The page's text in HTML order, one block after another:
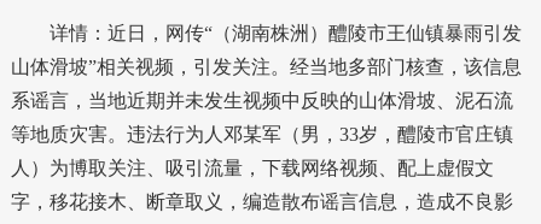
详情：近日，网传“（湖南株洲）醴陵市王仙镇暴雨引发
山体滑坡”相关视频，引发关注。经当地多部门核查，该信息
系谣言，当地近期并未发生视频中反映的山体滑坡、泥石流
等地质灾害。违法行为人邓某军（男，33岁，醴陵市官庄镇
人）为博取关注、吸引流量，下载网络视频、配上虚假文
字，移花接木、断章取义，编造散布谣言信息，造成不良影